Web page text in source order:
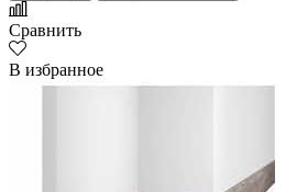
Сравнить
В избранное